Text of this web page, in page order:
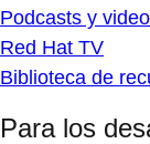
Podcasts y
Red Hat TV
Biblioteca de
Para los